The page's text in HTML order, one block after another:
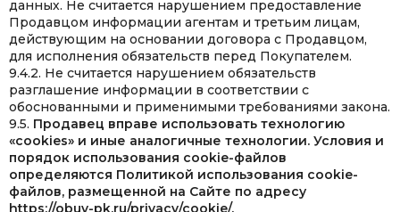
данных. Не считается нарушением предоставление
Продавцом информации агентам и третьим лицам,
действующим на основании договора с Продавцом,
для исполнения обязательств перед Покупателем.
9.4.2. Не считается нарушением обязательств
разглашение информации в соответствии с
обоснованными и применимыми требованиями закона.
9.5. Продавец вправе использовать технологию
«cookies» и иные аналогичные технологии. Условия и
порядок использования cookie-файлов
определяются Политикой использования cookie-
файлов, размещенной на Сайте по адресу
https://obuv-pk.ru/privacy/cookie/.